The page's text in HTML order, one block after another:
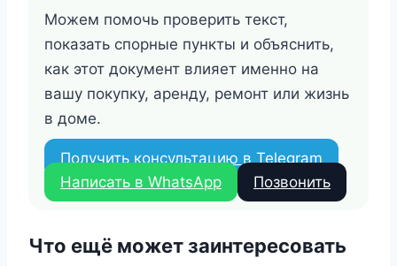
Можем помочь проверить текст,
показать спорные пункты и объяснить,
как этот документ влияет именно на
вашу покупку, аренду, ремонт или жизнь
в доме.
Получить консультацию в Telegram
Написать в WhatsApp
Позвонить
Что ещё может заинтересовать